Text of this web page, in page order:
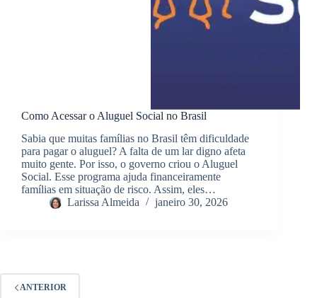
Como Acessar o Aluguel Social no Brasil
Sabia que muitas famílias no Brasil têm dificuldade
para pagar o aluguel? A falta de um lar digno afeta
muito gente. Por isso, o governo criou o Aluguel
Social. Esse programa ajuda financeiramente
famílias em situação de risco. Assim, eles…
Larissa Almeida
janeiro 30, 2026
ANTERIOR